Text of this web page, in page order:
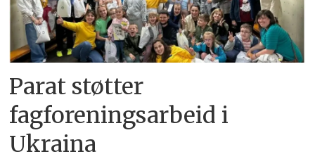
bistand
Parat støtter
fagforeningsarbeid i
Ukraina